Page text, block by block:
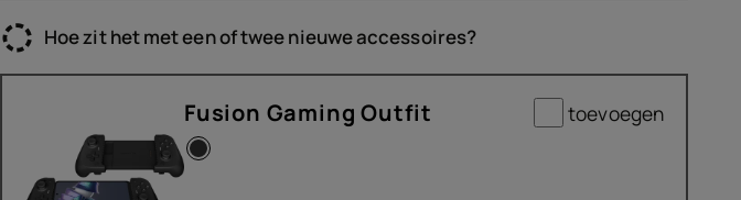
Hoe zit het met een of twee nieuwe accessoires?
Fusion Gaming Outfit toevoegen